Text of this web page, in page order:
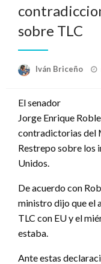
sobre TLC
Iván Briceño
El senador
Jorge Enrique
contradictorias del
Restrepo sobre los
Unidos.
De acuerdo con
ministro dijo que el
TLC con EU y el
estaba.
Ante estas